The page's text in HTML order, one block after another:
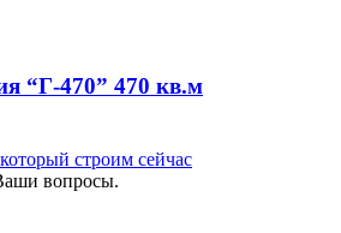
“Г-470” 470 кв.м
строим сейчас
вопросы.